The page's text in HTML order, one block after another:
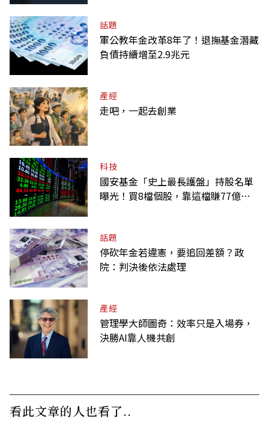
話題
軍公教年金改革8年了！退撫基金潛藏
負債持續增至2.9兆元
產經
走吧，一起去創業
科技
國安基金「史上最長護盤」持股名單
曝光！買8檔個股，靠這檔賺77億最
話題
停砍年金若違憲，要追回差額？政
院：判決後依法處理
產經
管理學大師圖奇：效率只是入場券，
決勝AI靠人機共創
看此文章的人也看了..